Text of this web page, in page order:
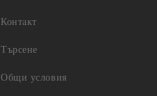
Контакт
Търсене
Общи условия